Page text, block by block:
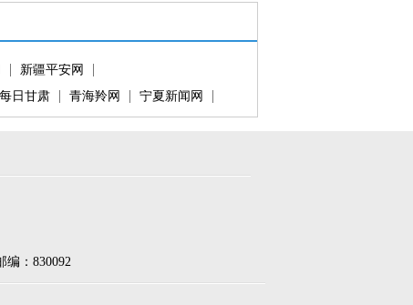
新疆平安网
每日甘肃 青海羚网 宁夏新闻网
编：830092